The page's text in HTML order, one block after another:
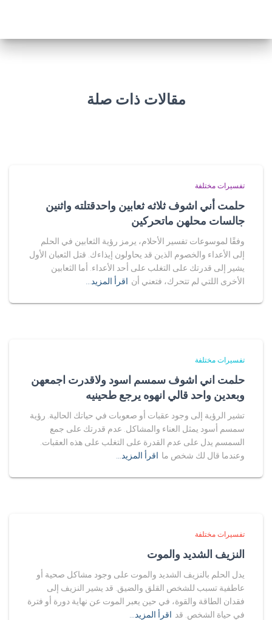
مقالات ذات صلة
تفسيرات مختلفة
حلمت أني اشوف ثلاثه ثعابين واحدقتلته واثنين
جالسات محلهن ماتحركين
وفقًا لموسوعات تفسير الأحلام، يرمز رؤية الثعابين في الحلم
إلى الأعداء والخصوم الذين قد يحاولون إيذاءك. قتل الثعبان الأول
يشير إلى قدرتك على التغلب على أحد الأعداء. أما الثعابين
الأخرى اللتي لم تتحرك، فتعني أن اقرأ المزيد…
تفسيرات مختلفة
حلمت اني اشوف سمسم اسود ولاقدرت اجمعهن
وبعدين واحد قالي انهوه يرجع طحينيه
تشير الرؤية إلى وجود عقبات أو صعوبات في حياتك الحالية. رؤية
سمسم أسود يمثل العناء والمشاكل. عدم قدرتك على جمع
السمسم يدل على عدم القدرة على التغلب على هذه العقبات.
وعندما قال لك شخص ما اقرأ المزيد…
تفسيرات مختلفة
النزيف الشديد والموت
يدل الحلم بالنزيف الشديد والموت على وجود مشاكل صحية أو
عاطفية تسبب للشخص القلق والضيق. قد يشير النزيف إلى
فقدان الطاقة والقوة، في حين يعبر الموت عن نهاية دورة أو فترة
في حياة الشخص. قد اقرأ المزيد…